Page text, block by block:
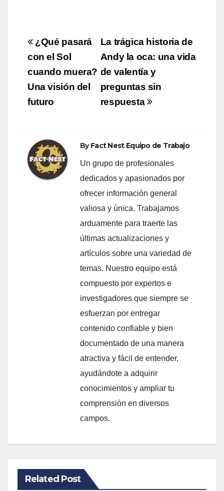
Navegación
de
entradas
La trágica historia de
Andy la oca: una vida
de valentía y
preguntas sin
respuesta
¿Qué pasará
con el Sol
cuando muera?
Una visión del
futuro
ByFact Nest Equipo de Trabajo
Un grupo de profesionales
dedicados y apasionados por
ofrecer información general
valiosa y única. Trabajamos
arduamente para traerte las
últimas actualizaciones y
artículos sobre una variedad de
temas. Nuestro equipo está
compuesto por expertos e
investigadores que siempre se
esfuerzan por entregar
contenido confiable y bien
documentado de una manera
atractiva y fácil de entender,
ayudándote a adquirir
conocimientos y ampliar tu
comprensión en diversos
campos.
Related Post